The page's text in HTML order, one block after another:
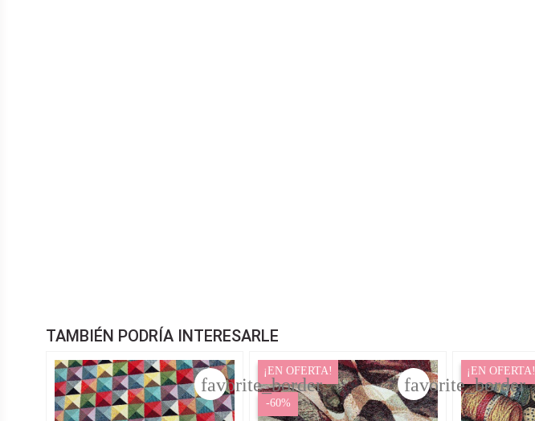
TAMBIÉN PODRÍA INTERESARLE
favorite_border
¡EN OFERTA!
-60%
favorite_border
¡EN OFERTA!